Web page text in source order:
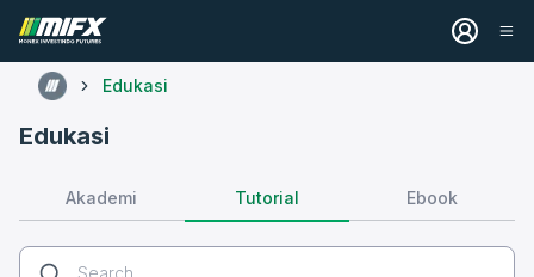
Edukasi
Edukasi
Akademi Tutorial Ebook